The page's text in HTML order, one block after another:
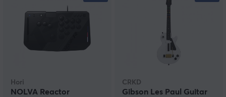
Hori
NOLVA Reactor
CRKD
Gibson Les Paul Guitar